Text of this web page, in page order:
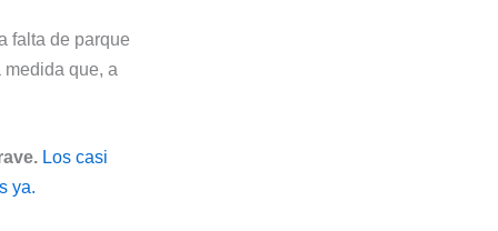
falta de parque
que, a
Los casi
ya.